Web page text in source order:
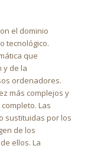
el dominio
tecnológico.
que
y de la
ordenadores.
más complejos y
Las
sustituidas por los
de los
ellos. La